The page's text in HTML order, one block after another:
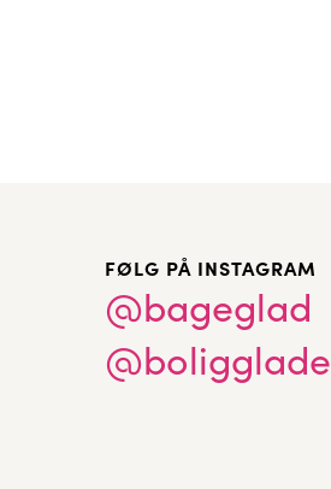
FØLG PÅ INSTAGRAM
@bageglad
@boligglade